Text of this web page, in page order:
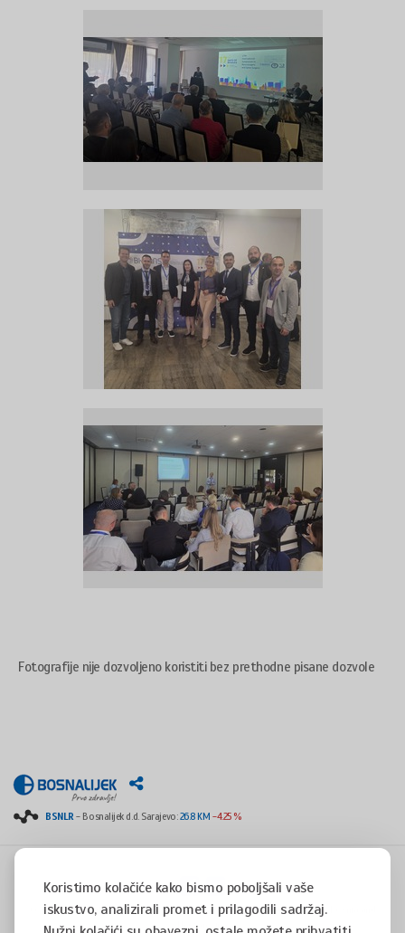
Koristimo kolačiće kako bismo poboljšali vaše
iskustvo, analizirali promet i prilagodili sadržaj.
Fotografije nije dozvoljeno koristiti bez prethodne pisane dozvole
BSNLR- Bosnalijek d.d. Sarajevo:26.8 KM -4.25 %
Copyright © 2008 - 2017 - All rights reserved - Jukićeva 53, 71000 Sarajevo, Bosnia and
Herzegovina